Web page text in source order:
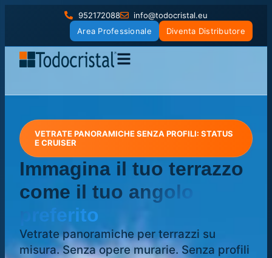
952172088
info@todocristal.eu
Diventa Distributore
Area Professionale
VETRATE PANORAMICHE SENZA PROFILI: STATUS
E CRUISER
Immagina il tuo terrazzo
come il tuo angolo
preferito
Vetrate panoramiche per terrazzi su
misura. Senza opere murarie. Senza profili